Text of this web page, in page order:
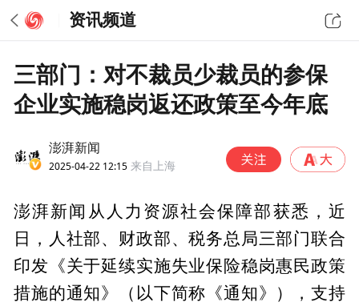
资讯频道
三部门：对不裁员少裁员的参保
企业实施稳岗返还政策至今年底
澎湃新闻
2025-04-22 12:15 来自上海
澎湃新闻从人力资源社会保障部获悉，近
日，人社部、财政部、税务总局三部门联合
印发《关于延续实施失业保险稳岗惠民政策
措施的通知》（以下简称《通知》），支持